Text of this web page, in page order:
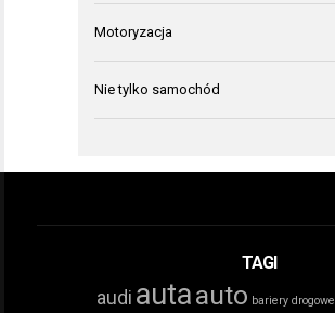
Motoryzacja
Nie tylko samochód
TAGI
audi autaauto bariery drogowe